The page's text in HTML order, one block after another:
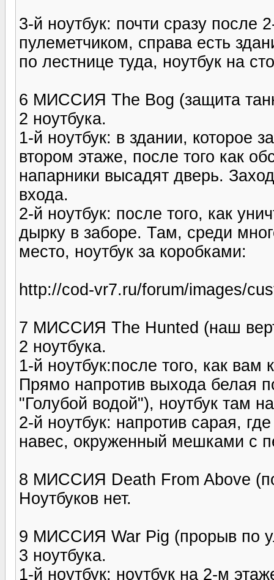
3-й ноутбук: почти сразу после
пулеметчиком, справа есть
по лестнице туда, ноутбук на
6 МИССИЯ The Bog (защита
2 ноутбука.
1-й ноутбук: в здании,
втором этаже, после того как
напарники высадят дверь.
входа.
2-й ноутбук: после того, как
дырку в заборе. Там, среди
место, ноутбук за коробками:
http://cod-vr7.ru/forum/images/
7 МИССИЯ The Hunted (наш
2 ноутбука.
1-й ноутбук:после того, как
Прямо напротив выхода белая
"Голубой водой"), ноутбук там
2-й ноутбук: напротив сарая,
навес, окруженный мешками с
8 МИССИЯ Death From Above
Ноутбуков нет.
9 МИССИЯ War Pig (прорыв по
3 ноутбука.
1-й ноутбук: ноутбук на 2-м